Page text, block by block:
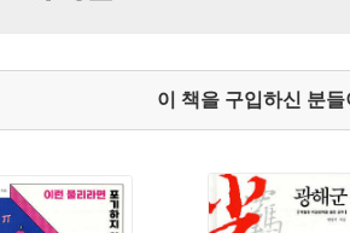
이 책을 구입하신 분들